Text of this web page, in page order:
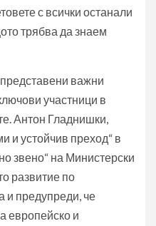
с всички останали
трябва да знаем
важни
участници в
Антон Гладнишки,
и устойчив преход“ в
звено“ на Министерски
развитие по
и предупреди, че
европейско и